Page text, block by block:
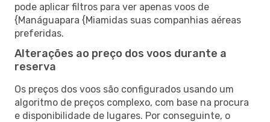
pode aplicar filtros para ver apenas voos de
{Manáguapara {Miamidas suas companhias aéreas
preferidas.
Alterações ao preço dos voos durante a
reserva
Os preços dos voos são configurados usando um
algoritmo de preços complexo, com base na procura
e disponibilidade de lugares. Por conseguinte, o